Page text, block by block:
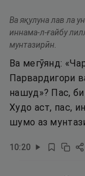
Ва яқулуна лав ла
иннама-л-ғайбу
мунтазирӣн.
Ва мегӯянд:
Парвардигори
нашуд»? Пас,
Худо аст, пас,
шумо аз
10:20